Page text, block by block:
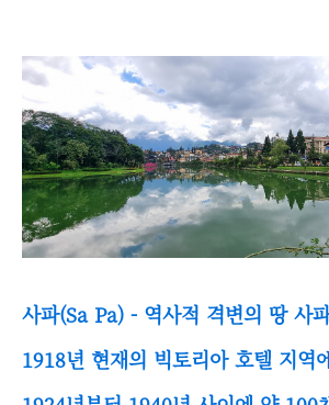
사파(Sa Pa) - 역사적 격변의 땅 사
1918년 현재의 빅토리아 호텔 지역